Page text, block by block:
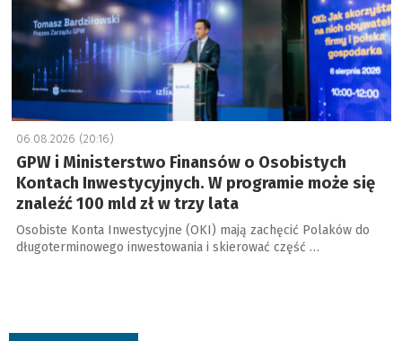
06.08.2026 (20:16)
GPW i Ministerstwo Finansów o Osobistych
Kontach Inwestycyjnych. W programie może się
znaleźć 100 mld zł w trzy lata
Osobiste Konta Inwestycyjne (OKI) mają zachęcić Polaków do
długoterminowego inwestowania i skierować część …